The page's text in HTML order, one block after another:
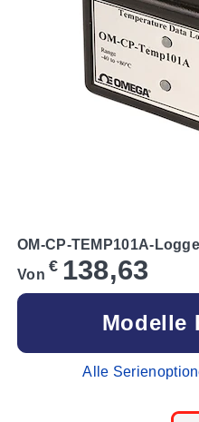
OM-CP-TEMP101A-
Von € 138,63
Modelle
Alle